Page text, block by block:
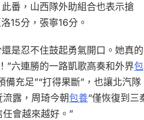
番，山西隊外助組合也表示搶
15分，張寧16分。
是忍不住鼓起勇氣開口。她真的
六連勝的一路凱歌高奏和外界包
充足”“打得果斷”，也讓北汽隊
露，周琦今朝包養“僅恢復到三
會越來越好。”